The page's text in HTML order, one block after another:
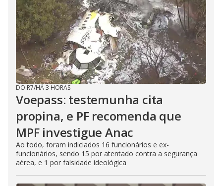
DO R7/HÁ 3 HORAS
Voepass: testemunha cita
propina, e PF recomenda que
MPF investigue Anac
Ao todo, foram indiciados 16 funcionários e ex-
funcionários, sendo 15 por atentado contra a segurança
aérea, e 1 por falsidade ideológica